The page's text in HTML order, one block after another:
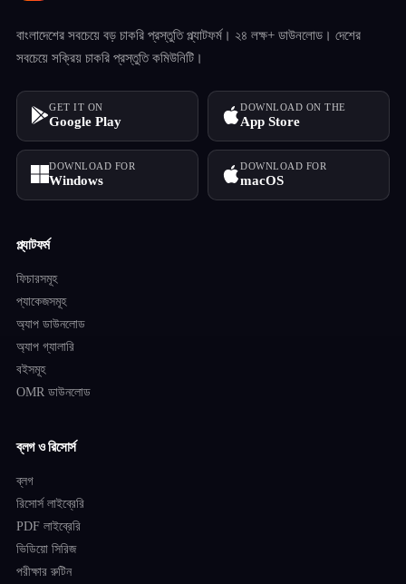
বাংলাদেশের সবচেয়ে বড় চাকরি প্রস্তুতি প্ল্যাটফর্ম। ২৪ লক্ষ+ ডাউনলোড। দেশের
সবচেয়ে সক্রিয় চাকরি প্রস্তুতি কমিউনিটি।
GET IT ON
Google Play
DOWNLOAD ON THE
App Store
DOWNLOAD FOR
Windows
DOWNLOAD FOR
macOS
প্ল্যাটফর্ম
ফিচারসমূহ
প্যাকেজসমূহ
অ্যাপ ডাউনলোড
অ্যাপ গ্যালারি
বইসমূহ
OMR ডাউনলোড
ব্লগ ও রিসোর্স
ব্লগ
রিসোর্স লাইব্রেরি
PDF লাইব্রেরি
ভিডিয়ো সিরিজ
পরীক্ষার রুটিন